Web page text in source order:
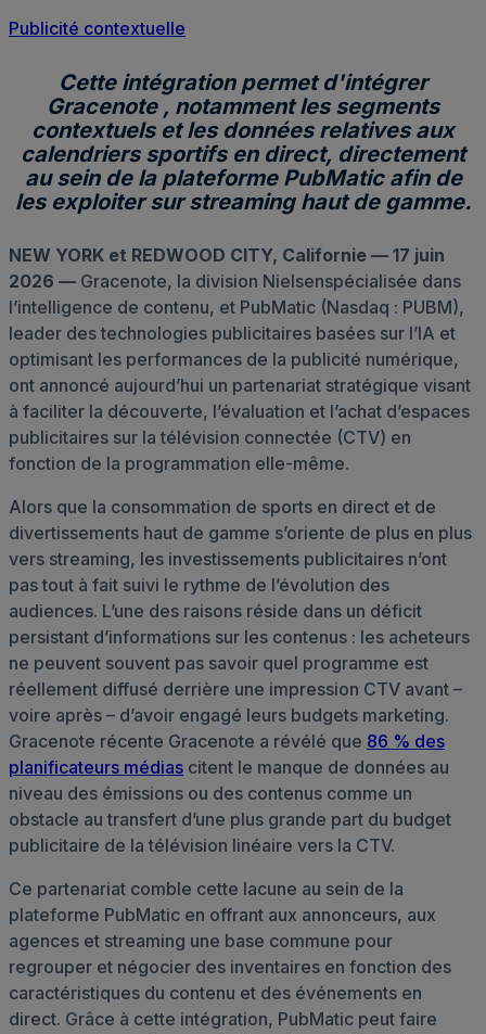
Publicité contextuelle
Cette intégration permet d'intégrer
Gracenote , notamment les segments
contextuels et les données relatives aux
calendriers sportifs en direct, directement
au sein de la plateforme PubMatic afin de
les exploiter sur streaming haut de gamme.
NEW YORK et REDWOOD CITY, Californie — 17 juin
2026 — Gracenote, la division Nielsenspécialisée dans
l’intelligence de contenu, et PubMatic (Nasdaq : PUBM),
leader des technologies publicitaires basées sur l’IA et
optimisant les performances de la publicité numérique,
ont annoncé aujourd’hui un partenariat stratégique visant
à faciliter la découverte, l’évaluation et l’achat d’espaces
publicitaires sur la télévision connectée (CTV) en
fonction de la programmation elle-même.
Alors que la consommation de sports en direct et de
divertissements haut de gamme s’oriente de plus en plus
vers streaming, les investissements publicitaires n’ont
pas tout à fait suivi le rythme de l’évolution des
audiences. L’une des raisons réside dans un déficit
persistant d’informations sur les contenus : les acheteurs
ne peuvent souvent pas savoir quel programme est
réellement diffusé derrière une impression CTV avant –
voire après – d’avoir engagé leurs budgets marketing.
Gracenote récente Gracenote a révélé que 86 % des
planificateurs médias citent le manque de données au
niveau des émissions ou des contenus comme un
obstacle au transfert d’une plus grande part du budget
publicitaire de la télévision linéaire vers la CTV.
Ce partenariat comble cette lacune au sein de la
plateforme PubMatic en offrant aux annonceurs, aux
agences et streaming une base commune pour
regrouper et négocier des inventaires en fonction des
caractéristiques du contenu et des événements en
direct. Grâce à cette intégration, PubMatic peut faire